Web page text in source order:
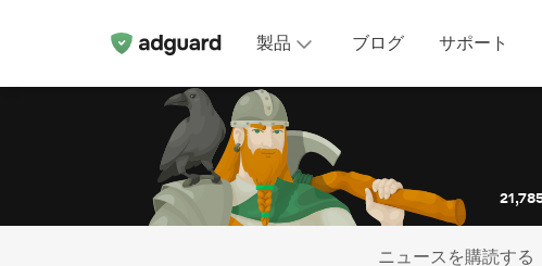
製品 ブログ サポート
ニュースを購読する